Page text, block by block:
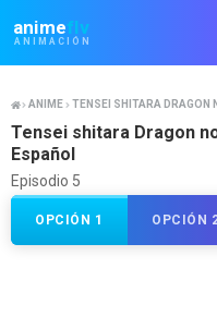
animeflv
ANIMACIÓN
Animeflv
ANIME TENSEI SHITARA DRAGON
Tensei shitara Dragon
Español
Episodio 5
OPCIÓN 1 OPCIÓN